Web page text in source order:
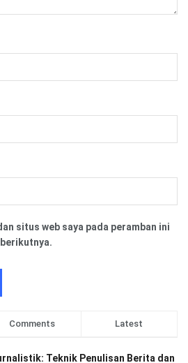
situs web saya pada peramban ini
Comments Latest
Teknik Penulisan Berita dan